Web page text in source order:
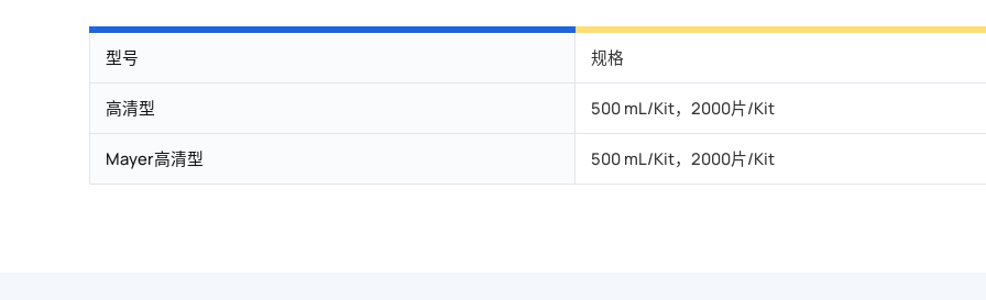
型号 规格
高清型 500 mL/Kit，2000片/Kit
Mayer高清型 500 mL/Kit，2000片/Kit